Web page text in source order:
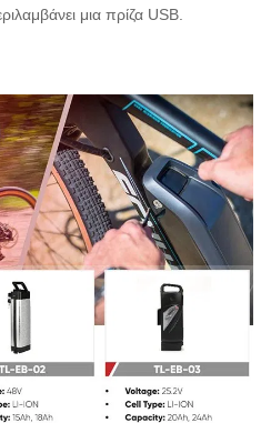
μια πρίζα USB.